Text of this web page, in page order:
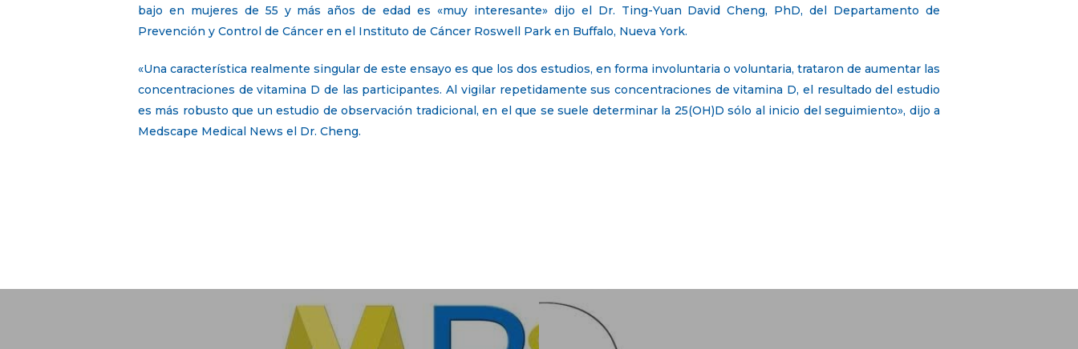
bajo en mujeres de 55 y más años de edad es «muy interesante» dijo el Dr. Ting-Yuan David Cheng, PhD, del Departamento de
Prevención y Control de Cáncer en el Instituto de Cáncer Roswell Park en Buffalo, Nueva York.
«Una característica realmente singular de este ensayo es que los dos estudios, en forma involuntaria o voluntaria, trataron de aumentar las
concentraciones de vitamina D de las participantes. Al vigilar repetidamente sus concentraciones de vitamina D, el resultado del estudio
es más robusto que un estudio de observación tradicional, en el que se suele determinar la 25(OH)D sólo al inicio del seguimiento», dijo a
Medscape Medical News el Dr. Cheng.